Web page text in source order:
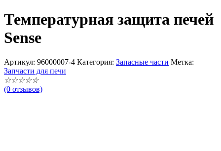
Температурная защита печей
Sense
Артикул: 96000007-4 Категория: Запасные части Метка:
Запчасти для печи
☆☆☆☆☆
(0 отзывов)